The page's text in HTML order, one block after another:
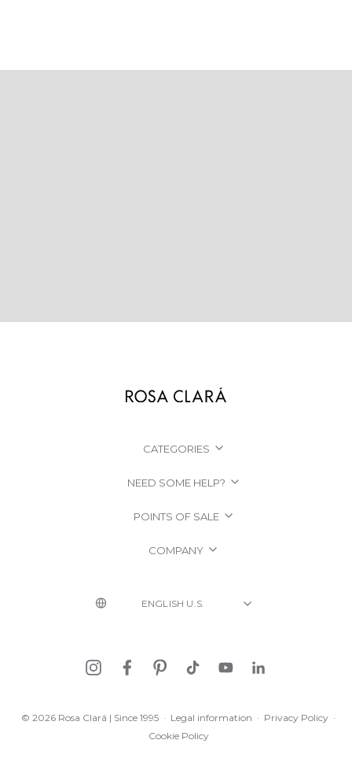
CATEGORIES
NEED SOME HELP?
POINTS OF SALE
COMPANY
© 2026 Rosa Clará | Since 1995 · Legal information · Privacy Policy ·
Cookie Policy